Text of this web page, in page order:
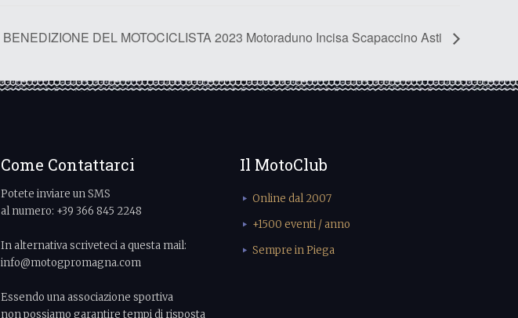
BENEDIZIONE DEL MOTOCICLISTA 2023 Motoraduno Incisa Scapaccino Asti
Come Contattarci
Potete inviare un SMS
al numero: +39 366 845 2248
In alternativa scriveteci a questa mail:
info@motogpromagna.com
Essendo una associazione sportiva
non possiamo garantire tempi di risposta
Il MotoClub
Online dal 2007
+1500 eventi / anno
Sempre in Piega